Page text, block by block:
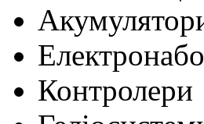
Контролери